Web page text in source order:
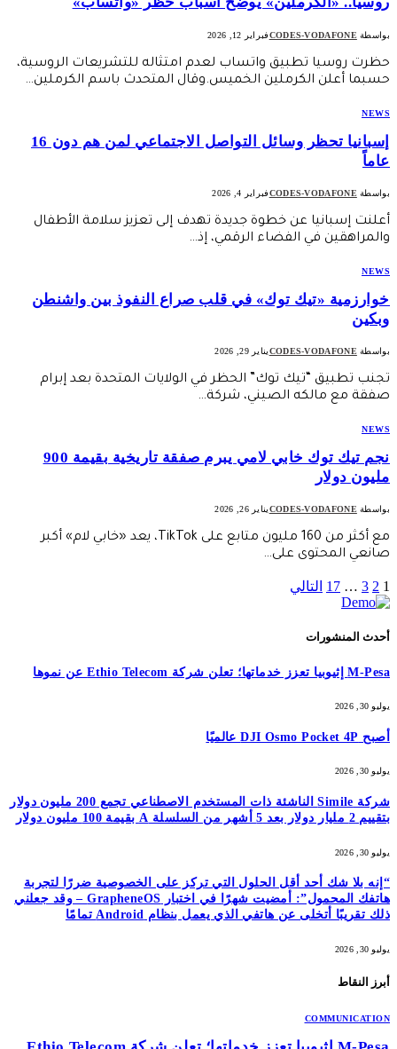
بواسطة CODES-VODAFONEفبراير 12, 2026
حظرت روسيا تطبيق واتساب لعدم امتثاله للتشريعات الروسية،
حسبما أعلن الكرملين الخميس.وقال المتحدث باسم الكرملين…
NEWS
إسبانيا تحظر وسائل التواصل الاجتماعي لمن هم دون 16
عاماً
بواسطة CODES-VODAFONEفبراير 4, 2026
أعلنت إسبانيا عن خطوة جديدة تهدف إلى تعزيز سلامة الأطفال
والمراهقين في الفضاء الرقمي، إذ…
NEWS
خوارزمية «تيك توك» في قلب صراع النفوذ بين واشنطن
وبكين
بواسطة CODES-VODAFONEيناير 29, 2026
تجنب تطبيق “تيك توك” الحظر في الولايات المتحدة بعد إبرام
صفقة مع مالكه الصيني، شركة…
NEWS
نجم تيك توك خابي لامي يبرم صفقة تاريخية بقيمة 900
مليون دولار
بواسطة CODES-VODAFONEيناير 26, 2026
مع أكثر من 160 مليون متابع على TikTok، يعد «خابي لام» أكبر
صانعي المحتوى على…
1
2
3
…
17 التالي
أحدث المنشورات
M-Pesa إثيوبيا تعزز خدماتها؛ تعلن شركة Ethio Telecom عن نموها
يوليو 30, 2026
أصبح DJI Osmo Pocket 4P عالميًا
يوليو 30, 2026
شركة Simile الناشئة ذات المستخدم الاصطناعي تجمع 200 مليون دولار
بتقييم 2 مليار دولار بعد 5 أشهر من السلسلة A بقيمة 100 مليون دولار
يوليو 30, 2026
“إنه بلا شك أحد أقل الحلول التي تركز على الخصوصية ضررًا لتجربة
هاتفك المحمول”: أمضيت شهرًا في اختبار GrapheneOS – وقد جعلني
ذلك تقريبًا أتخلى عن هاتفي الذي يعمل بنظام Android تمامًا
يوليو 30, 2026
أبرز النقاط
COMMUNICATION